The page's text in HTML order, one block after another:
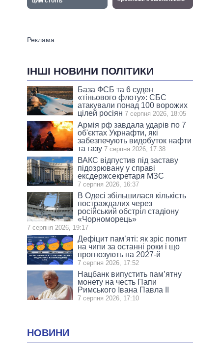
ІНШІ НОВИНИ ПОЛІТИКИ
База ФСБ та 6 суден
«тіньового флоту»: СБС
атакували понад 100 ворожих
цілей росіян 7 серпня 2026, 18:05
Армія рф завдала ударів по 7
об'єктах Укрнафти, які
забезпечують видобуток нафти
та газу 7 серпня 2026, 17:38
ВАКС відпустив під заставу
підозрювану у справі
ексдержсекретаря МЗС
7 серпня 2026, 16:37
В Одесі збільшилася кількість
постраждалих через
російський обстріл стадіону
«Чорноморець»
7 серпня 2026, 19:17
Дефіцит пам’яті: як зріс попит
на чипи за останні роки і що
прогнозують на 2027-й
7 серпня 2026, 17:52
Нацбанк випустить пам’ятну
монету на честь Папи
Римського Івана Павла II
7 серпня 2026, 17:10
НОВИНИ